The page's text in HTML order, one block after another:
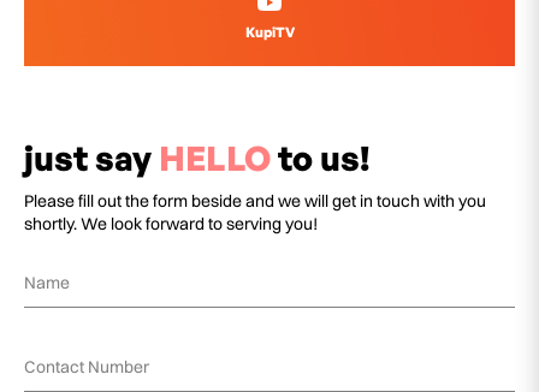
KupiTV
just say HELLOto us!
Please fill out the form beside and we will get in touch with you
shortly. We look forward to serving you!